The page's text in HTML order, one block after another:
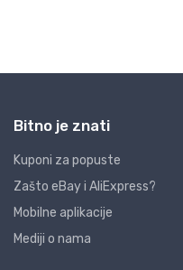
Bitno je znati
Kuponi za popuste
Zašto eBay i AliExpress?
Mobilne aplikacije
Mediji o nama